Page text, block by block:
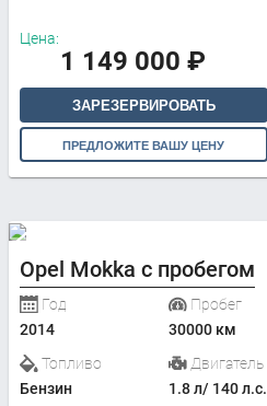
Цена:
1 149 000 ₽
ЗАРЕЗЕРВИРОВАТЬ
ПРЕДЛОЖИТЕ ВАШУ ЦЕНУ
Opel Mokka с пробегом
Год
2014
Пробег
30000 км
Топливо
Бензин
Двигатель
1.8 л/ 140 л.с.